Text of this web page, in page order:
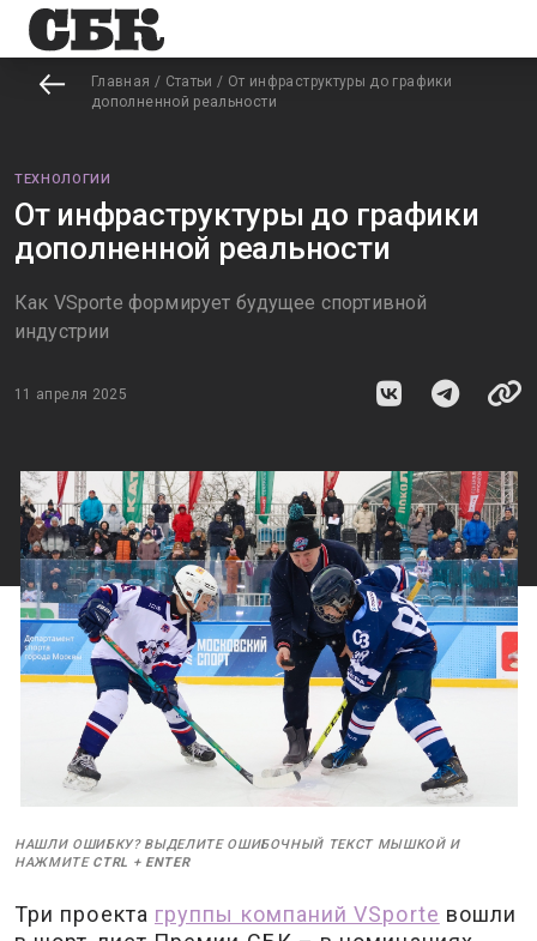
Главная / Статьи / От инфраструктуры до графики
дополненной реальности
ТЕХНОЛОГИИ
От инфраструктуры до графики
дополненной реальности
Как VSporte формирует будущее спортивной
индустрии
11 апреля 2025
НАШЛИ ОШИБКУ? ВЫДЕЛИТЕ ОШИБОЧНЫЙ ТЕКСТ МЫШКОЙ И
НАЖМИТЕ CTRL + ENTER
Три проекта группы компаний VSporte вошли